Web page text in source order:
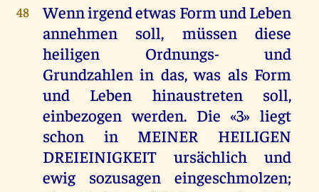
48
Wenn irgend etwas Form und Leben
annehmen soll, müssen diese
heiligen Ordnungs- und
Grundzahlen in das, was als Form
und Leben hinaustreten soll,
einbezogen werden. Die «3» liegt
schon in MEINER HEILIGEN
DREIEINIGKEIT ursächlich und
ewig sozusagen eingeschmolzen;